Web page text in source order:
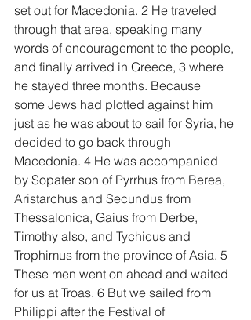
set out for Macedonia. 2 He traveled
through that area, speaking many
words of encouragement to the people,
and finally arrived in Greece, 3 where
he stayed three months. Because
some Jews had plotted against him
just as he was about to sail for Syria, he
decided to go back through
Macedonia. 4 He was accompanied
by Sopater son of Pyrrhus from Berea,
Aristarchus and Secundus from
Thessalonica, Gaius from Derbe,
Timothy also, and Tychicus and
Trophimus from the province of Asia. 5
These men went on ahead and waited
for us at Troas. 6 But we sailed from
Philippi after the Festival of